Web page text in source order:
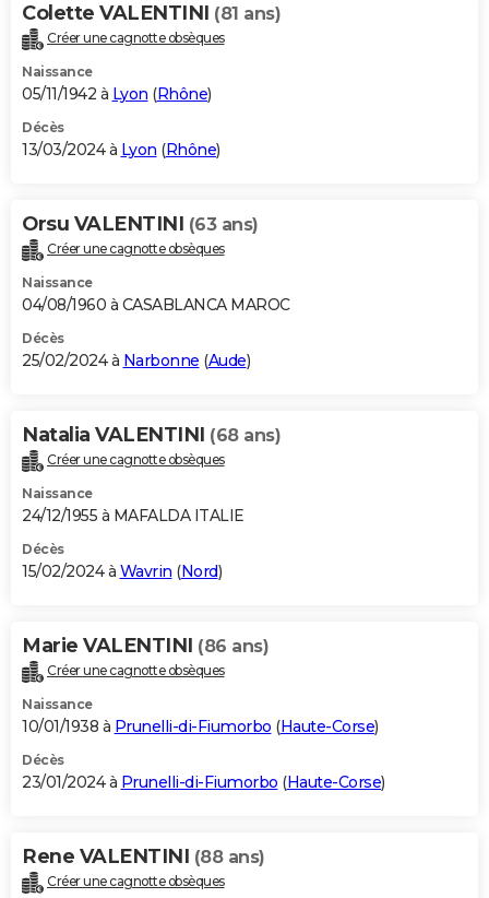
Colette VALENTINI (81 ans)
Créer une cagnotte obsèques
Naissance
05/11/1942 à Lyon (Rhône)
Décès
13/03/2024 à Lyon (Rhône)
Orsu VALENTINI (63 ans)
Créer une cagnotte obsèques
Naissance
04/08/1960 à CASABLANCA MAROC
Décès
25/02/2024 à Narbonne (Aude)
Natalia VALENTINI (68 ans)
Créer une cagnotte obsèques
Naissance
24/12/1955 à MAFALDA ITALIE
Décès
15/02/2024 à Wavrin (Nord)
Marie VALENTINI (86 ans)
Créer une cagnotte obsèques
Naissance
10/01/1938 à Prunelli-di-Fiumorbo (Haute-Corse)
Décès
23/01/2024 à Prunelli-di-Fiumorbo (Haute-Corse)
Rene VALENTINI (88 ans)
Créer une cagnotte obsèques